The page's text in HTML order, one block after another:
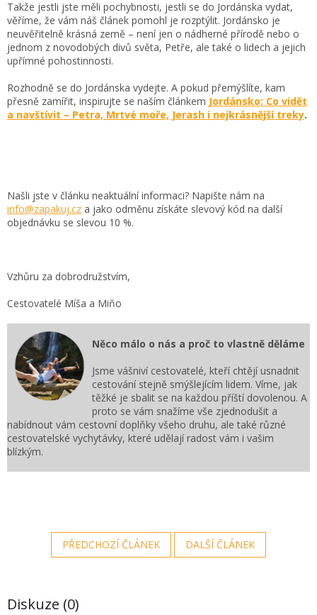
Takže jestli jste měli pochybnosti, jestli se do Jordánska vydat,
věříme, že vám náš článek pomohl je rozptýlit. Jordánsko je
neuvěřitelně krásná země – není jen o nádherné přírodě nebo o
jednom z novodobých divů světa, Petře, ale také o lidech a jejich
upřímné pohostinnosti.
Rozhodně se do Jordánska vydejte. A pokud přemýšlíte, kam
přesně zamířit, inspirujte se naším článkem Jordánsko: Co vidět
a navštívit – Petra, Mrtvé moře, Jerash i nejkrásnější treky.
Našli jste v článku neaktuální informaci? Napište nám na
info@zapakuj.cz a jako odměnu získáte slevový kód na další
objednávku se slevou 10 %.
Vzhůru za dobrodružstvím,
Cestovatelé Míša a Miňo
Něco málo o nás a proč to vlastně děláme
Jsme vášniví cestovatelé, kteří chtějí usnadnit
cestování stejně smýšlejícím lidem. Víme, jak
těžké je sbalit se na každou příští dovolenou. A
proto se vám snažíme vše zjednodušit a
nabídnout vám cestovní doplňky všeho druhu, ale také různé
cestovatelské vychytávky, které udělají radost vám i vašim
blízkým.
PŘEDCHOZÍ ČLÁNEK DALŠÍ ČLÁNEK
Diskuze (0)